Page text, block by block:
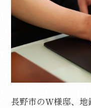
長野市のW様邸、地